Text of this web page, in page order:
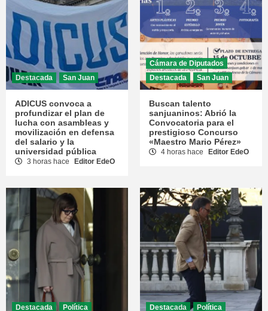
Destacada San Juan
ADICUS convoca a
profundizar el plan de
lucha con asambleas y
movilización en defensa
del salario y la
universidad pública
3 horas hace Editor EdeO
Cámara de Diputados
Destacada
San Juan
Buscan talento
sanjuaninos: Abrió la
Convocatoria para el
prestigioso Concurso
«Maestro Mario Pérez»
4 horas hace Editor EdeO
Destacada Política Destacada Política